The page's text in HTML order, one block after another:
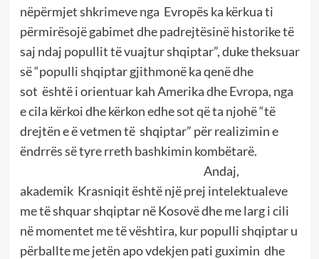
nëpërmjet shkrimeve nga Evropës ka kërkua ti
përmirësojë gabimet dhe padrejtësinë historike të
saj ndaj popullit të vuajtur shqiptar”, duke theksuar
së “populli shqiptar gjithmonë ka qenë dhe
sot është i orientuar kah Amerika dhe Evropa, nga
e cila kërkoi dhe kërkon edhe sot që ta njohë “të
drejtën e ë vetmen të shqiptar” për realizimin e
ëndrrës së tyre rreth bashkimin kombëtarë.
Andaj,
akademik Krasniqit është një prej intelektualeve
me të shquar shqiptar në Kosovë dhe me larg i cili
në momentet me të vështira, kur populli shqiptar u
përballte me jetën apo vdekjen pati guximin dhe